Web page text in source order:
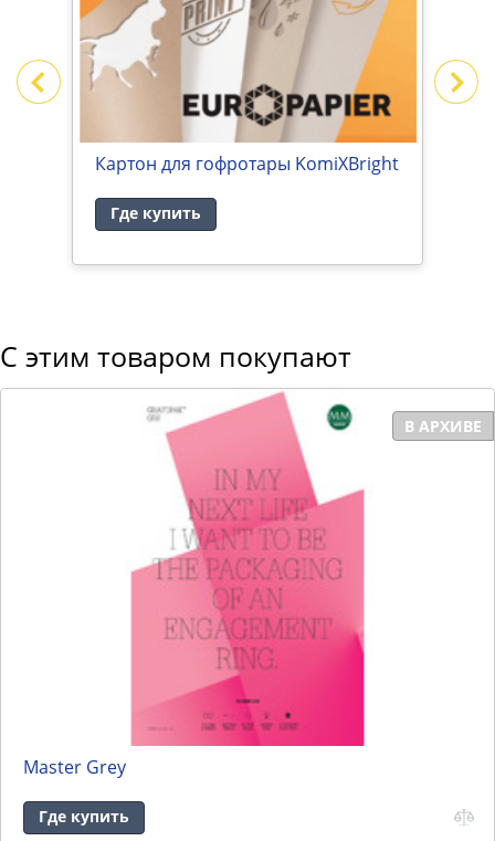
Картон для гофротары KomiXBright
Где купить
С этим товаром покупают
В АРХИВЕ
Master Grey
Где купить